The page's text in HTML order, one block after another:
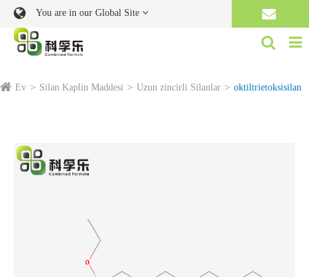
You are in our Global Site
Ev Silan Kaplin Maddesi Uzun zincirli Silanlar oktiltrietoksisilan